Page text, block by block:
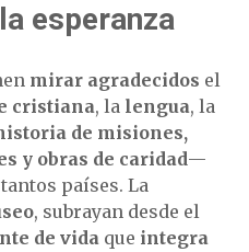
esperanza
mirar agradecidos el
cristiana, la lengua, la
de misiones,
y obras de caridad—
países. La
, subrayan desde el
de vida que integra